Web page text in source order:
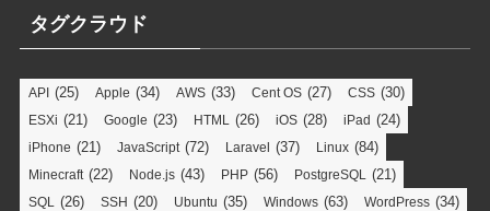
タグクラウド
API (25) Apple (34) AWS (33) Cent OS (27) CSS (30)
ESXi (21) Google (23) HTML (26) iOS (28) iPad (24)
iPhone (21) JavaScript (72) Laravel (37) Linux (84)
Minecraft (22) Node.js (43) PHP (56) PostgreSQL (21)
SQL (26) SSH (20) Ubuntu (35) Windows (63) WordPress (34)